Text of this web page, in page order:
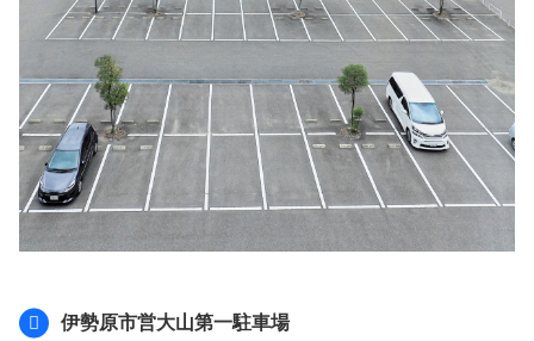
伊勢原市営大山第一駐車場